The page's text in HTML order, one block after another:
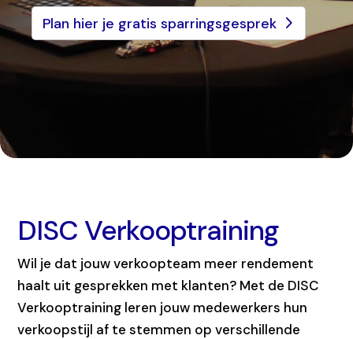
Plan hier je gratis sparringsgesprek
DISC Verkooptraining
Wil je dat jouw verkoopteam meer rendement
haalt uit gesprekken met klanten? Met de DISC
Verkooptraining leren jouw medewerkers hun
verkoopstijl af te stemmen op verschillende